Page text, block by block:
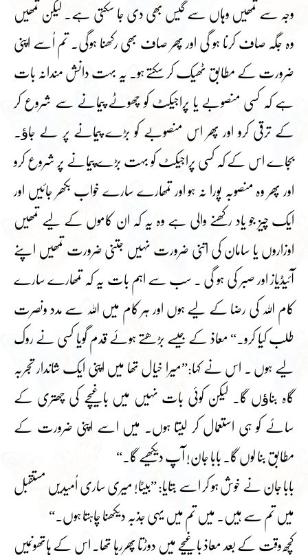
وجہ سے تمھیں وہاں سے گیس بھی دی جا سکتی ہے۔ لیکن تمھیں
وہ جگہ صاف کرنا ہو گی اور پھر صاف بھی رکھنا ہوگی۔ تم اُسے اپنی
ضرورت کے مطابق ٹھیک کر سکتے ہو۔ یہ بہت دانش مندانہ بات
ہے کہ کسی منصوبے یا پراجیکٹ کو چھوٹے پیمانے سے شروع کر
کے ترقی کرو اور پھر اس منصوبے کو بڑے پیمانے پر لے جاﺅ۔
بجاے اس کے کہ کسی پراجیکٹ کو بہت بڑے پیمانے پر شروع کرو
اور پھر وہ منصوبہ پورا نہ ہو اور تمھارے سارے خواب بکھر جائیں اور
ایک چیز جو یاد رکھنے والی ہے وہ یہ کہ ان کاموں کے لیے تمھیں
اوزاروں یا سامان کی اتنی ضرورت نہیں جتنی ضرورت تمھیں اپنے
آئیڈیاز اور صبر کی ہو گی ۔ سب سے اہم بات یہ کہ تمھارے سارے
کام اللہ کی رضا کے لیے ہوں اور ہر کام میں اللہ سے مدد ونصرت
طلب کیا کرو۔“ معاذ کے جیسے بڑھتے ہوئے قدم گویا کسی نے روک
لیے ہوں ۔ اس نے کہا:”میرا خیال تھا میں اپنی ایک شاندار تجربہ
گاہ بناﺅں گا۔ لیکن کوئی بات نہیں میں باغیچے کی چھتری کے
سائے کو ہی استعمال کر لیتا ہوں۔ میں اسے اپنی ضرورت کے
مطابق بنا لوں گا۔ بابا جان! آپ دیکھیے گا۔“
بابا جان نے خوش ہو کر اسے بتایا: ”بیٹا! میری ساری اُمیدیں مستقبل
میں تم سے ہیں۔ میں تم میں یہی جذبہ دیکھنا چاہتا ہوں۔“
کچھ وقت کے بعد معاذ باغیچے میں دوڑتا پھررہا تھا۔ اس کے ہاتھوںمیں